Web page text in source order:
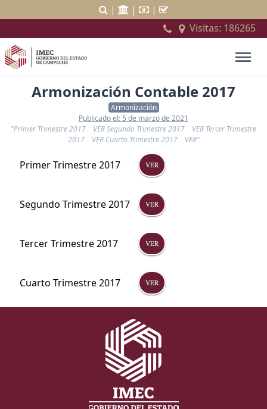
| |
|
Visitas: 186265
Armonización Contable 2017
Armonización
Publicado el: 5 de marzo de 2021
"Primer Trimestre 2017 VER Segundo Trimestre 2017 VER Tercer Trimestre
2017 VER Cuarto Trimestre 2017 VER"
Primer Trimestre 2017 VER
Segundo Trimestre 2017 VER
Tercer Trimestre 2017 VER
Cuarto Trimestre 2017 VER